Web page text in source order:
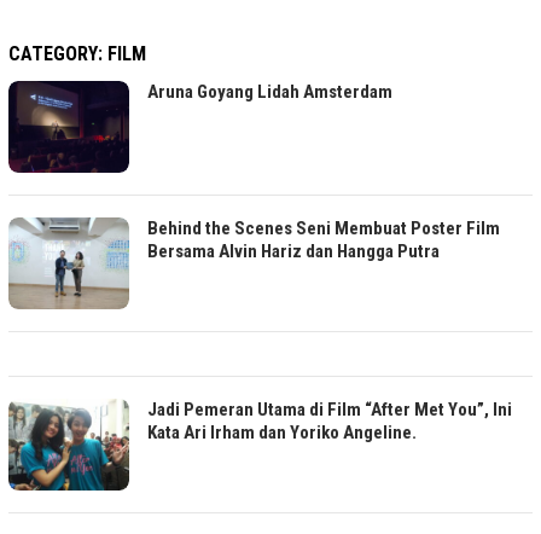
CATEGORY: FILM
Aruna Goyang Lidah Amsterdam
Behind the Scenes Seni Membuat Poster Film
Bersama Alvin Hariz dan Hangga Putra
Jadi Pemeran Utama di Film “After Met You”, Ini
Kata Ari Irham dan Yoriko Angeline.